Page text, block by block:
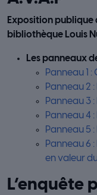
Exposition publique
bibliothèque Louis
Les panneaux
Panneau 1 :
Panneau 2
Panneau 3
Panneau 4
Panneau 5 :
Panneau 6
en valeur
L’enquête